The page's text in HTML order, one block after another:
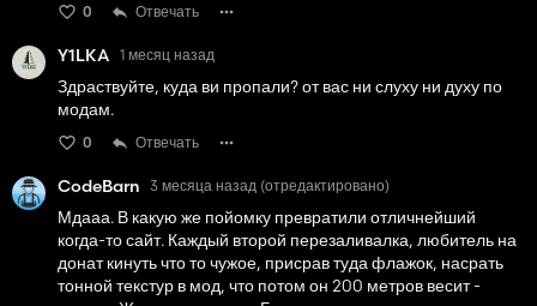
0 Отвечать
Y1LKA 1 месяц назад
Здраствуйте, куда ви пропали? от вас ни слуху ни духу по
модам.
0 Отвечать
CodeBarn 3 месяца назад (отредактировано)
Мдааа. В какую же пойомку превратили отличнейший
когда-то сайт. Каждый второй перезаливалка, любитель на
донат кинуть что то чужое, присрав туда флажок, насрать
тонной текстур в мод, что потом он 200 метров весит -